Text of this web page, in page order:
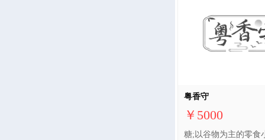
粤香守
￥5000